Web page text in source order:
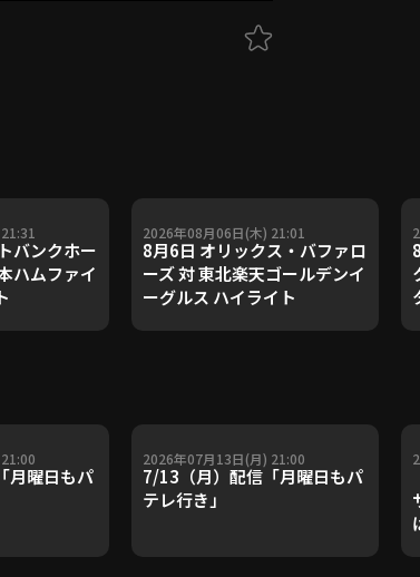
バンクホー
ハムファイ
2026年08月06日(木) 21:01
8月6日 オリックス・バファロ
ーズ 対 東北楽天ゴールデンイ
ーグルス ハイライト
月曜日もパ
2026年07月13日(月) 21:00
7/13（月）配信「月曜日もパ
テレ行き」